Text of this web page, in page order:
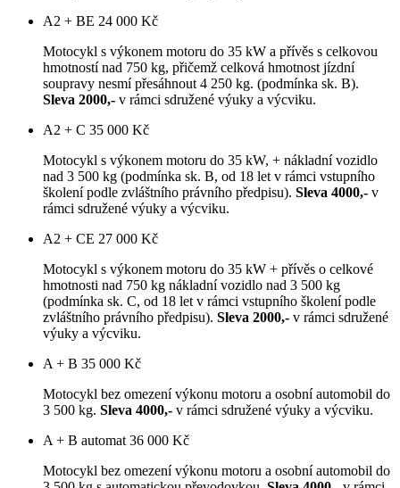
A2 + BE 24 000 Kč
Motocykl s výkonem motoru do 35 kW a přívěs s celkovou
hmotností nad 750 kg, přičemž celková hmotnost jízdní
soupravy nesmí přesáhnout 4 250 kg. (podmínka sk. B).
Sleva 2000,- v rámci sdružené výuky a výcviku.
A2 + C 35 000 Kč
Motocykl s výkonem motoru do 35 kW, + nákladní vozidlo
nad 3 500 kg (podmínka sk. B, od 18 let v rámci vstupního
školení podle zvláštního právního předpisu). Sleva 4000,- v
rámci sdružené výuky a výcviku.
A2 + CE 27 000 Kč
Motocykl s výkonem motoru do 35 kW + přívěs o celkové
hmotnosti nad 750 kg nákladní vozidlo nad 3 500 kg
(podmínka sk. C, od 18 let v rámci vstupního školení podle
zvláštního právního předpisu). Sleva 2000,- v rámci sdružené
výuky a výcviku.
A + B 35 000 Kč
Motocykl bez omezení výkonu motoru a osobní automobil do
3 500 kg. Sleva 4000,- v rámci sdružené výuky a výcviku.
A + B automat 36 000 Kč
Motocykl bez omezení výkonu motoru a osobní automobil do